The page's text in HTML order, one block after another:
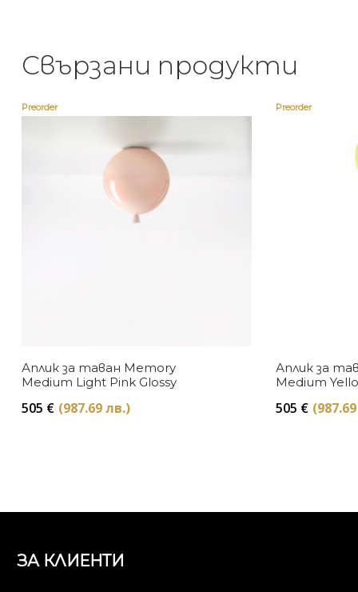
Свързани продукти
Preorder
Аплик за таван Memory
Medium Light Pink Glossy
505 € (987.69 лв.)
Preorder
Аплик за
Medium
505 €
ЗА КЛИЕНТИ